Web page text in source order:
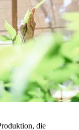
die